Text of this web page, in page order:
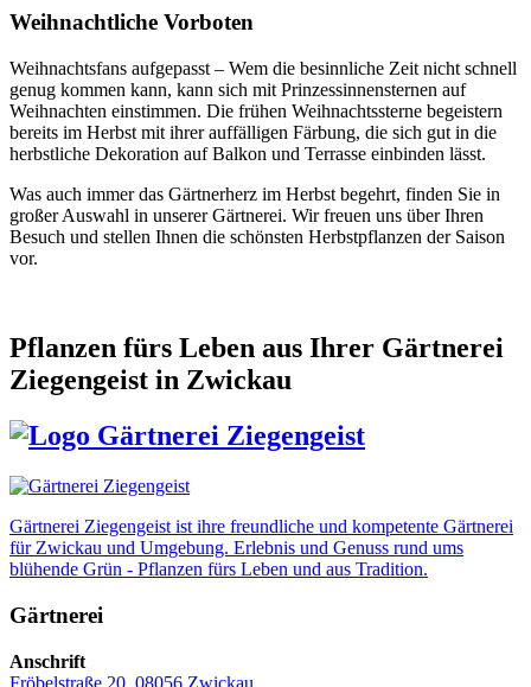
Weihnachtliche Vorboten
Weihnachtsfans aufgepasst – Wem die besinnliche Zeit nicht schnell
genug kommen kann, kann sich mit Prinzessinnensternen auf
Weihnachten einstimmen. Die frühen Weihnachtssterne begeistern
bereits im Herbst mit ihrer auffälligen Färbung, die sich gut in die
herbstliche Dekoration auf Balkon und Terrasse einbinden lässt.
Was auch immer das Gärtnerherz im Herbst begehrt, finden Sie in
großer Auswahl in unserer Gärtnerei. Wir freuen uns über Ihren
Besuch und stellen Ihnen die schönsten Herbstpflanzen der Saison
vor.
Pflanzen fürs Leben aus Ihrer Gärtnerei
Ziegengeist in Zwickau
Gärtnerei Ziegengeist ist ihre freundliche und kompetente Gärtnerei
für Zwickau und Umgebung. Erlebnis und Genuss rund ums
blühende Grün - Pflanzen fürs Leben und aus Tradition.
Gärtnerei
Anschrift
Fröbelstraße 20, 08056 Zwickau